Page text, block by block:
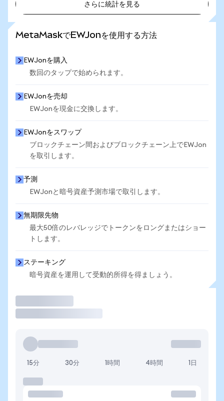
さらに統計を見る
MetaMaskでEWJonを使用する方法
EWJonを購入
数回のタップで始められます。
EWJonを売却
EWJonを現金に交換します。
EWJonをスワップ
ブロックチェーン間およびブロックチェーン上でEWJon
を取引します。
予測
EWJonと暗号資産予測市場で取引します。
無期限先物
最大50倍のレバレッジでトークンをロングまたはショー
トします。
ステーキング
暗号資産を運用して受動的所得を得ましょう。
15分 30分 1時間 4時間 1日